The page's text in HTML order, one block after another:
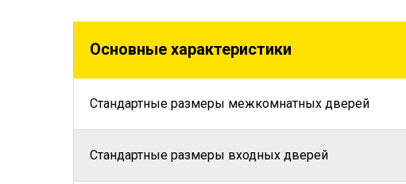
Основные характеристики
Стандартные размеры межкомнатных дверей
Стандартные размеры входных дверей